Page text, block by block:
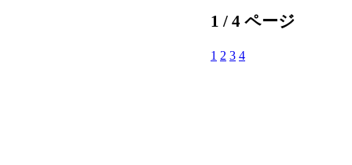
1 / 4 ページ
1 2 3 4